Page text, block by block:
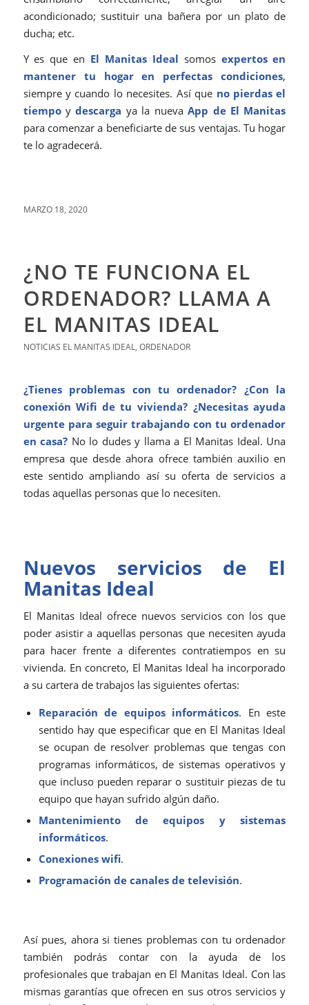
acondicionado; sustituir una bañera por un plato de
ducha; etc.
Y es que en El Manitas Ideal somos expertos en
mantener tu hogar en perfectas condiciones,
siempre y cuando lo necesites. Así que no pierdas el
tiempoydescarga ya la nuevaApp de El Manitas
para comenzar a beneficiarte de sus ventajas. Tu hogar
te lo agradecerá.
MARZO 18, 2020
¿NO TE FUNCIONA EL
ORDENADOR? LLAMA A
EL MANITAS IDEAL
NOTICIAS EL MANITAS IDEAL, ORDENADOR
¿Tienes problemas con tu ordenador? ¿Con la
conexión Wifi de tu vivienda? ¿Necesitas ayuda
urgente para seguir trabajando con tu ordenador
en casa? No lo dudes y llama a El Manitas Ideal. Una
empresa que desde ahora ofrece también auxilio en
este sentido ampliando así su oferta de servicios a
todas aquellas personas que lo necesiten.
Nuevos servicios de El
Manitas Ideal
El Manitas Ideal ofrece nuevos servicios con los que
poder asistir a aquellas personas que necesiten ayuda
para hacer frente a diferentes contratiempos en su
vivienda. En concreto, El Manitas Ideal ha incorporado
a su cartera de trabajos las siguientes ofertas:
Reparación de equipos informáticos. En este
sentido hay que especificar que en El Manitas Ideal
se ocupan de resolver problemas que tengas con
programas informáticos, de sistemas operativos y
que incluso pueden reparar o sustituir piezas de tu
equipo que hayan sufrido algún daño.
Mantenimiento de equipos y sistemas
informáticos.
Conexiones wifi.
Programación de canales de televisión.
Así pues, ahora si tienes problemas con tu ordenador
también podrás contar con la ayuda de los
profesionales que trabajan en El Manitas Ideal. Con las
mismas garantías que ofrecen en sus otros servicios y